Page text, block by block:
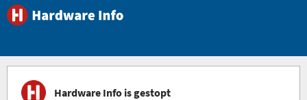
Hardware Info is gestopt